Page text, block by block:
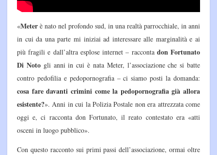
«Meter è nato nel profondo sud, in una realtà parrocchiale, in anni
in cui da una parte mi iniziai ad interessare alle marginalità e ai
più fragili e dall’altra esplose internet – racconta don Fortunato
Di Notogli anni in cui è nata Meter, l’associazione che si batte
contro pedofilia e pedopornografia – ci siamo posti la domanda:
cosa fare davanti crimini come la pedopornografia già allora
esistente?». Anni in cui la Polizia Postale non era attrezzata come
oggi e, ci racconta don Fortunato, il reato contestato era «atti
osceni in luogo pubblico».
Con questo racconto sui primi passi dell’associazione, ormai oltre